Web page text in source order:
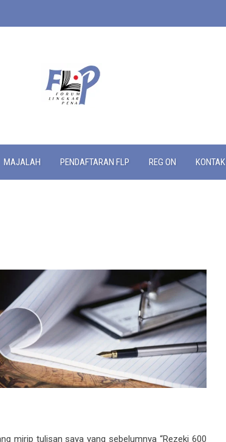
MAJALAH PENDAFTARAN FLP REG ON KONTAK
mirip tulisan saya yang sebelumnya “Rezeki 600